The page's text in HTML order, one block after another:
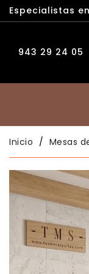
Especialistas
943 29 24 05
Inicio Mesas